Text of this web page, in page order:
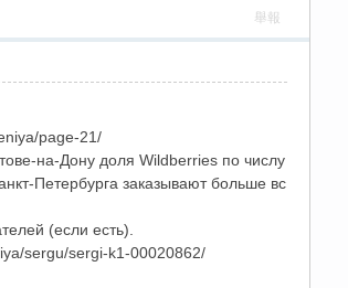
舉報
page-21/
на-Дону доля Wildberries по числу
Петербурга заказывают больше вс
(если есть).
sergu/sergi-k1-00020862/